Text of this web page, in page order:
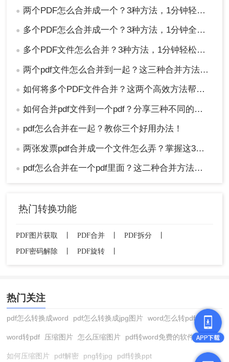
● 两个PDF怎么合并成一个？3种方法，1分钟轻松搞定！
● 多个PDF怎么合并成一个？3种方法，1分钟全搞定！！
● 多个PDF文件怎么合并？3种方法，1分钟轻松搞定！!
● 两个pdf文件怎么合并到一起？这三种合并方法超实用！
● 如何将多个PDF文件合并？这两个高效方法帮你解决！
● 如何合并pdf文件到一个pdf？分享三种不同的方法来帮助您轻松合并！
● pdf怎么合并在一起？教你三个好用办法！
● 两张发票pdf合并成一个文件怎么弄？掌握这3种方法轻松合并！
● pdf怎么合并在一个pdf里面？这二种合并方法了解下！
热门转换功能
PDF图片获取 PDF合并 PDF拆分
PDF密码解除
丨 PDF旋转 丨
热门关注
pdf怎么转换成word pdf怎么转换成jpg图片 word怎么转pdf
word转pdf 压缩图片 怎么压缩图片 pdf转word免费的软件
如何压缩图片 pdf解密 png转jpg pdf转换ppt